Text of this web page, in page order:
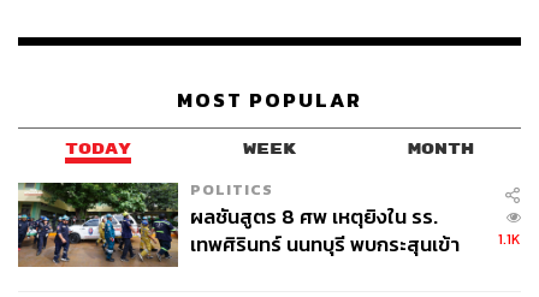
อย่างไรก็ตาม การพาผู้ชมไปทำความรู้จักวงการพระเครื่องก็
MOST POPULAR
TODAY WEEK MONTH
POLITICS
ผลชันสูตร 8 ศพ เหตุยิงใน รร.
เทพศิรินทร์ นนทบุรี พบกระสุนเข้า
1.1K